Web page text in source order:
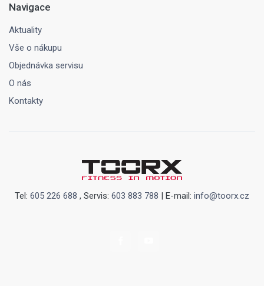
Navigace
Aktuality
Vše o nákupu
Objednávka servisu
O nás
Kontakty
Tel: 605 226 688 , Servis: 603 883 788 | E-mail: info@toorx.cz